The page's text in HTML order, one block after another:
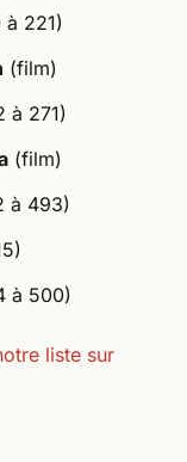
à 221)
(film)
à 271)
(film)
à 493)
à 500)
liste sur